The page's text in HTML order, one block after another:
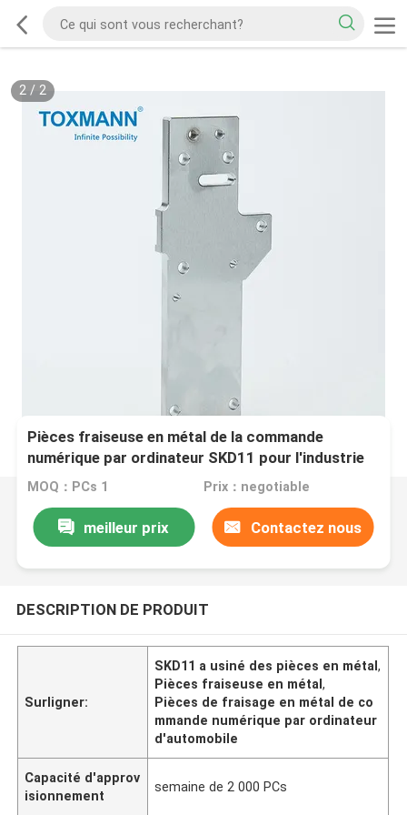
2/ 2
Pièces fraiseuse en métal de la commande
numérique par ordinateur SKD11 pour l'industrie
automobile
MOQ：PCs 1 Prix：negotiable
meilleur prix Contactez nous
DESCRIPTION DE PRODUIT
Surligner:
SKD11 a usiné des pièces en métal,
Pièces fraiseuse en métal,
Pièces de fraisage en métal de co
mmande numérique par ordinateur
d'automobile
Capacité d'approv
isionnement
semaine de 2 000 PCs